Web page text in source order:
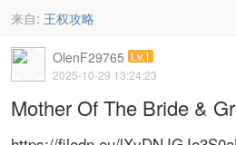
来自: 王权攻略
OlenF29765 Lv.1
2025-10-29 13:24:23
Mother Of The Bride &